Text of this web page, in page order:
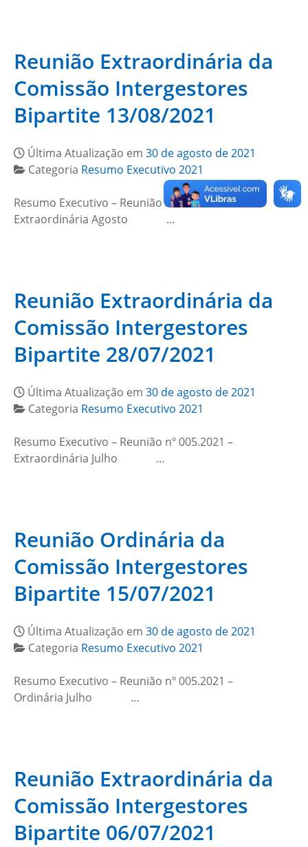
Reunião Extraordinária da
Comissão Intergestores
Bipartite 13/08/2021
Última Atualização em 30 de agosto de 2021
Categoria Resumo Executivo 2021
Resumo Executivo – Reunião nº 007.2021 –
Extraordinária Agosto …
Reunião Extraordinária da
Comissão Intergestores
Bipartite 28/07/2021
Última Atualização em 30 de agosto de 2021
Categoria Resumo Executivo 2021
Resumo Executivo – Reunião nº 005.2021 –
Extraordinária Julho …
Reunião Ordinária da
Comissão Intergestores
Bipartite 15/07/2021
Última Atualização em 30 de agosto de 2021
Categoria Resumo Executivo 2021
Resumo Executivo – Reunião nº 005.2021 –
Ordinária Julho …
Reunião Extraordinária da
Comissão Intergestores
Bipartite 06/07/2021